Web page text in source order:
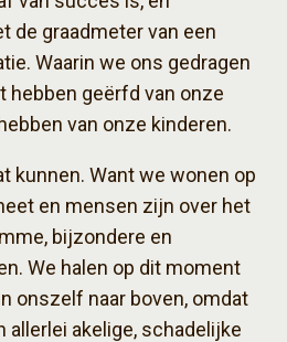
de graadmeter van een
Waarin we ons gedragen
hebben geërfd van onze
van onze kinderen.
kunnen. Want we wonen op
en mensen zijn over het
bijzondere en
We halen op dit moment
onszelf naar boven, omdat
allerlei akelige, schadelijke